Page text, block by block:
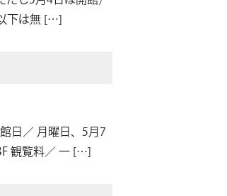
下は無 […]
日／ 月曜日、5月7
観覧料／ 一 […]